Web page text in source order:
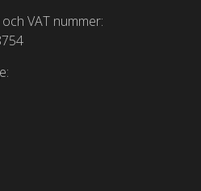
VAT nummer: